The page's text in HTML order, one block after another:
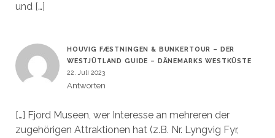
und […]
HOUVIG FÆSTNINGEN & BUNKERTOUR – DER
WESTJÜTLAND GUIDE – DÄNEMARKS WESTKÜSTE
22. Juli 2023
Antworten
[…] Fjord Museen, wer Interesse an mehreren der
zugehörigen Attraktionen hat (z.B. Nr. Lyngvig Fyr,